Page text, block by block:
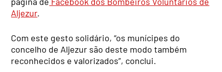
Aljezur.
Com este gesto solidário, “os munícipes do
concelho de Aljezur são deste modo também
reconhecidos e valorizados”, conclui.